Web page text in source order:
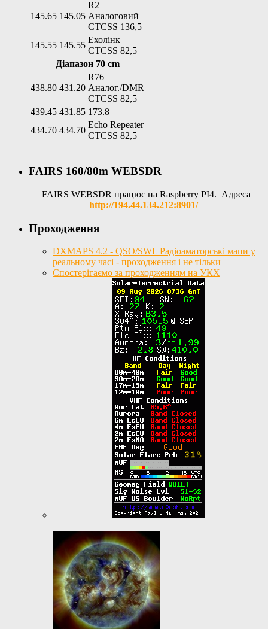
145.65 145.05
R2
Аналоговий
CTCSS 136,5
145.55 145.55
Ехолінк
CTCSS 82,5
Діапазон 70 cm
438.80 431.20
R76
Аналог./DMR
CTCSS 82,5
439.45 431.85 173.8
434.70 434.70
Echo Repeater
CTCSS 82,5
FAIRS 160/80m WEBSDR
FAIRS WEBSDR працює на Raspberry PI4. Адреса
http://194.44.134.212:8901/
Проходження
DXMAPS 4.2 - QSO/SWL Радіоаматорські мапи у
реальному часі - проходження і не тільки
Спостерігаємо за проходженням на УКХ